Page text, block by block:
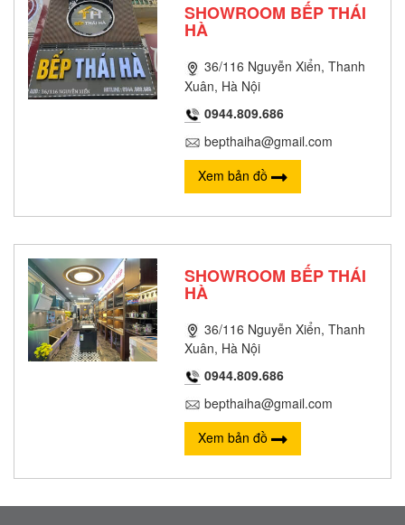
SHOWROOM BẾP THÁI
HÀ
36/116 Nguyễn Xiển, Thanh
Xuân, Hà Nội
0944.809.686
bepthaiha@gmail.com
Xem bản đồ
SHOWROOM BẾP THÁI
HÀ
36/116 Nguyễn Xiển, Thanh
Xuân, Hà Nội
0944.809.686
bepthaiha@gmail.com
Xem bản đồ